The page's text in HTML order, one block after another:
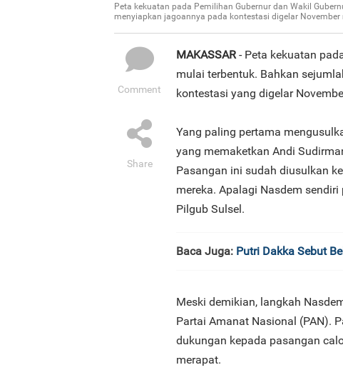
Peta kekuatan pada Pemilihan Gubernur dan Wakil
menyiapkan jagoannya pada kontestasi digelar
Comment
Share
MAKASSAR- Peta kekuatan
mulai terbentuk. Bahkan
kontestasi yang digelar
Yang paling pertama
yang memaketkan Andi
Pasangan ini sudah diusulkan
mereka. Apalagi Nasdem
Pilgub Sulsel.
Baca Juga: Putri Dakka Sebut
Meski demikian, langkah
Partai Amanat Nasional (PAN).
dukungan kepada pasangan
merapat.